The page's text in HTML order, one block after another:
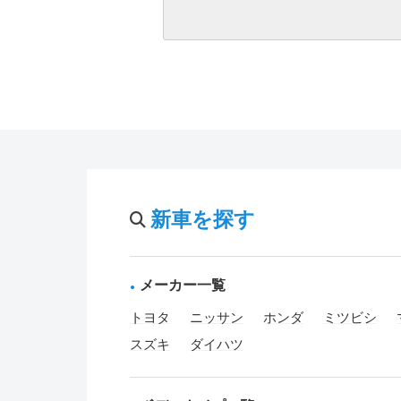
新車を探す
メーカー一覧
トヨタ ニッサン ホンダ ミツビシ
スズキ
ダイハツ